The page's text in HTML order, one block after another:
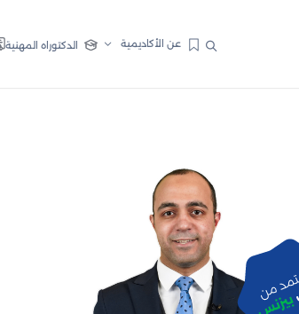
عن الأكاديمية الدكتوراه المهنية